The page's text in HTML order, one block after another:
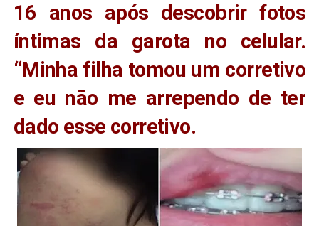
16 anos após descobrir fotos
íntimas da garota no celular.
“Minha filha tomou um corretivo
e eu não me arrependo de ter
dado esse corretivo.